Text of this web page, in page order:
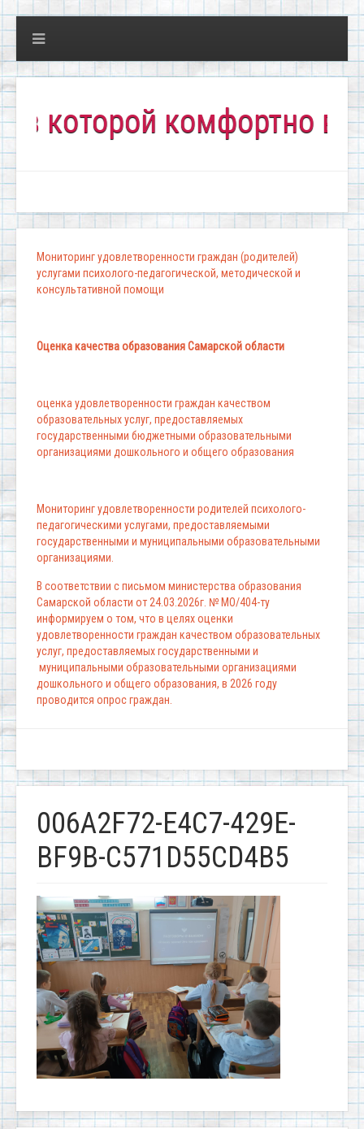
комфортно всем!"
Мониторинг удовлетворенности граждан (родителей)
услугами психолого-педагогической, методической и
консультативной помощи
Оценка качества образования Самарской области
оценка удовлетворенности граждан качеством
образовательных услуг, предоставляемых
государственными бюджетными образовательными
организациями дошкольного и общего образования
Мониторинг удовлетворенности родителей психолого-
педагогическими услугами, предоставляемыми
государственными и муниципальными образовательными
организациями.
В соответствии с письмом министерства образования
Самарской области от 24.03.2026г. № МО/404-ту
информируем о том, что в целях оценки
удовлетворенности граждан качеством образовательных
услуг, предоставляемых государственными и
муниципальными образовательными организациями
дошкольного и общего образования, в 2026 году
проводится опрос граждан.
006A2F72-E4C7-429E-
BF9B-C571D55CD4B5